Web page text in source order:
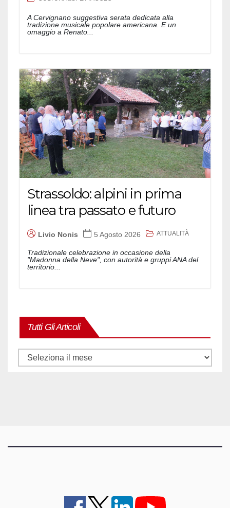
A Cervignano suggestiva serata dedicata alla
tradizione musicale popolare americana. E un
omaggio a Renato...
Strassoldo: alpini in prima
linea tra passato e futuro
Livio Nonis 5 Agosto 2026 ATTUALITÀ
Tradizionale celebrazione in occasione della
"Madonna della Neve", con autorità e gruppi ANA del
territorio...
Tutti Gli Articoli
Tutti